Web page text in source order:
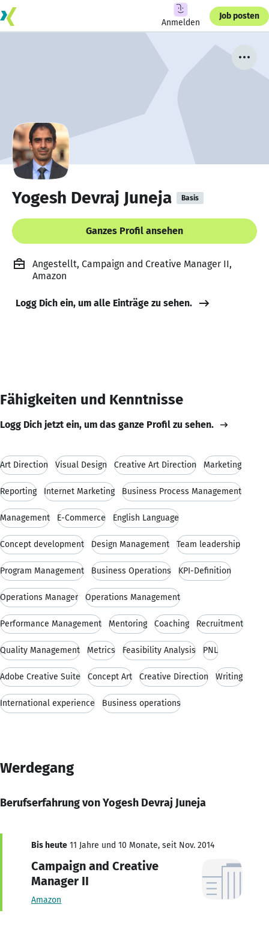
Anmelden
Job posten
Yogesh Devraj Juneja Basis
Ganzes Profil ansehen
Angestellt, Campaign and Creative Manager II,
Amazon
Logg Dich ein, um alle Einträge zu sehen.
Fähigkeiten und Kenntnisse
Logg Dich jetzt ein, um das ganze Profil zu sehen.
Art Direction Visual Design Creative Art Direction Marketing
Reporting Internet Marketing Business Process Management
Management E-Commerce English Language
Concept development Design Management Team leadership
Program Management Business Operations KPI-Definition
Operations Manager Operations Management
Performance Management Mentoring Coaching Recruitment
Quality Management Metrics Feasibility Analysis PNL
Adobe Creative Suite Concept Art Creative Direction Writing
International experience Business operations
Werdegang
Berufserfahrung von Yogesh Devraj Juneja
Bis heute 11 Jahre und 10 Monate, seit Nov. 2014
Campaign and Creative
Manager II
Amazon